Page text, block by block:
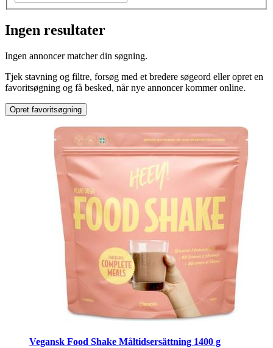
Festartikler
Ingen resultater
Ingen annoncer matcher din søgning.
Tjek stavning og filtre, forsøg med et bredere søgeord eller opret en
favoritsøgning og få besked, når nye annoncer kommer online.
Opret favoritsøgning
Vegansk Food Shake Måltidsersättning 1400 g